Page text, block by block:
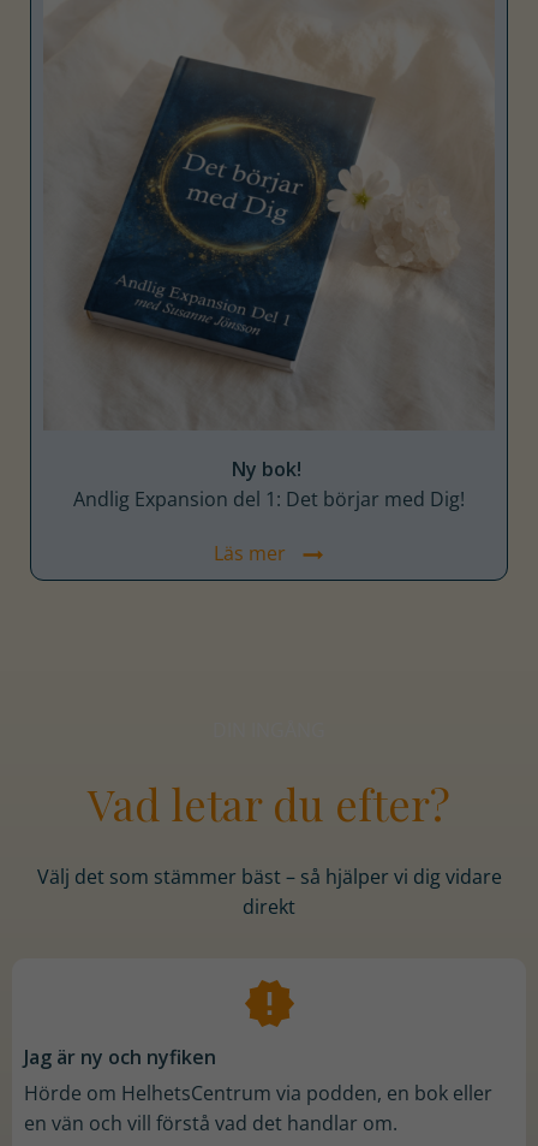
Ny bok!
Andlig Expansion del 1: Det börjar med Dig!
Läs mer
Vad letar du efter?
Välj det som stämmer bäst – så hjälper vi dig vidare
direkt
Jag är ny och nyfiken
Hörde om HelhetsCentrum via podden, en bok eller
en vän och vill förstå vad det handlar om.